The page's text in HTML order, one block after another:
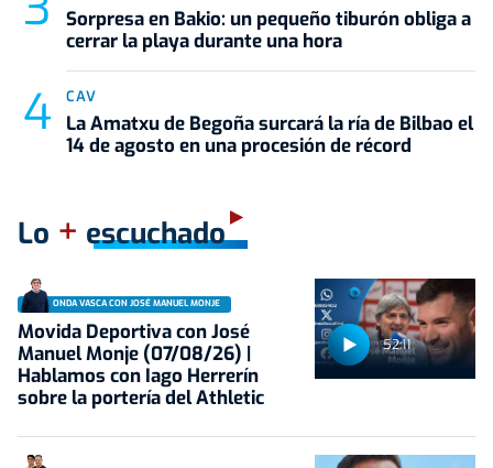
Sorpresa en Bakio: un pequeño tiburón obliga a
cerrar la playa durante una hora
CAV
La Amatxu de Begoña surcará la ría de Bilbao el
14 de agosto en una procesión de récord
Lo + escuchado
52:11
ONDA VASCA CON JOSÉ MANUEL MONJE
Movida Deportiva con José
Manuel Monje (07/08/26) |
Hablamos con Iago Herrerín
sobre la portería del Athletic